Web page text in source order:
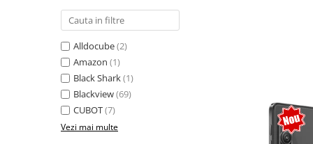
Camere auto, home si sport
Camere auto DVR
Oglinzi auto smart cu camera
Camere Supraveghere
Mini Video Camera
Accesorii Camere Supraveghere
Alldocube(2)
Amazon (1)
Black Shark(1)
Blackview(69)
CUBOT(7)
Vezi mai multe